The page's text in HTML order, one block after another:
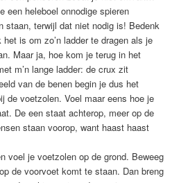
een heleboel onnodige spieren
staan, terwijl dat niet nodig is! Bedenk
is om zo’n ladder te dragen als je
Maar ja, hoe kom je terug in het
m’n lange ladder: de crux zit
van de benen begin je dus het
de voetzolen. Voel maar eens hoe je
De een staat achterop, meer op de
staan voorop, want haast haast
voel je voetzolen op de grond. Beweeg
de voorvoet komt te staan. Dan breng